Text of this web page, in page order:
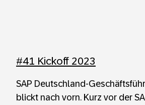
#41 Kickoff 2023
SAP Deutschland-
blickt nach vorn. Kurz vor der